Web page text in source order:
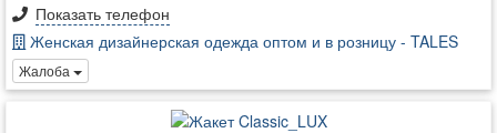
Показать телефон
Женская дизайнерская одежда оптом и в розницу - TALES
Жалоба